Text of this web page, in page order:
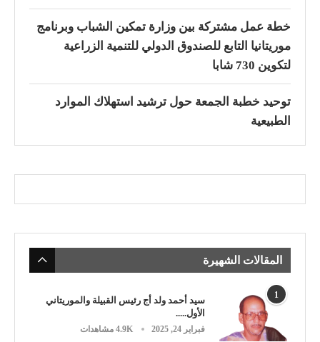
خطة عمل مشتركة بين وزارة تمكين الشباب وبرنامج
موريتانيا التابع للصندوق الدولي للتنمية الزراعية
لتكوين 730 شابا
توحيد خطبة الجمعة حول ترشيد استهلاك الموارد
الطبيعية
المقالات الشهيرة
1
سيد أحمد ولد أج رئيس القبيلة والموريتاني
الأول.....
فبراير 24, 2025 4.9K مشاهدات